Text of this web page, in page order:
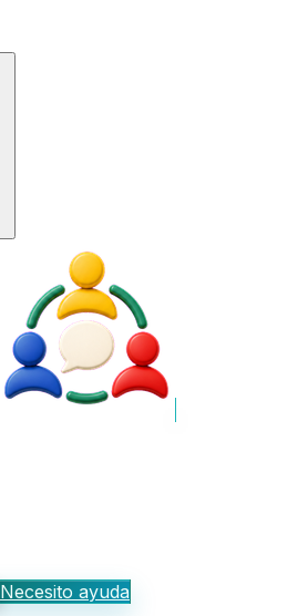
Necesito ayuda